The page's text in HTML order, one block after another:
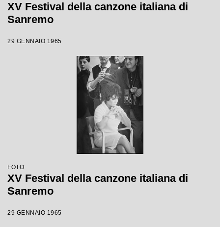
XV Festival della canzone italiana di
Sanremo
29 GENNAIO 1965
FOTO
XV Festival della canzone italiana di
Sanremo
29 GENNAIO 1965